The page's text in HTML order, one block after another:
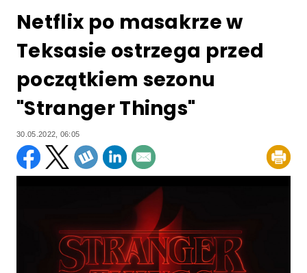
Netflix po masakrze w
Teksasie ostrzega przed
początkiem sezonu
"Stranger Things"
30.05.2022, 06:05